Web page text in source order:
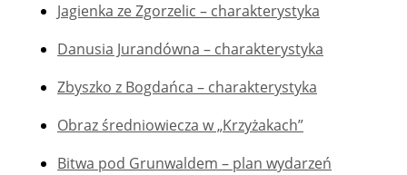
Jagienka ze Zgorzelic – charakterystyka
Danusia Jurandówna – charakterystyka
Zbyszko z Bogdańca – charakterystyka
Obraz średniowiecza w „Krzyżakach”
Bitwa pod Grunwaldem – plan wydarzeń